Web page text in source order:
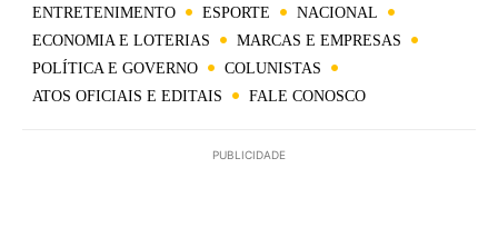
ENTRETENIMENTO
ESPORTE
NACIONAL
ECONOMIA E LOTERIAS
MARCAS E EMPRESAS
POLÍTICA E GOVERNO
COLUNISTAS
ATOS OFICIAIS E EDITAIS
FALE CONOSCO
PUBLICIDADE